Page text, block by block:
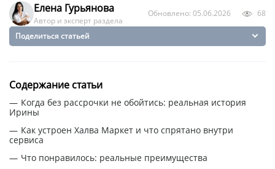
Елена Гурьянова
Автор и эксперт раздела
Обновлено: 05.06.2026 68
Поделиться статьей
Содержание статьи
Когда без рассрочки не обойтись: реальная история
Ирины
Как устроен Халва Маркет и что спрятано внутри
сервиса
Что понравилось: реальные преимущества